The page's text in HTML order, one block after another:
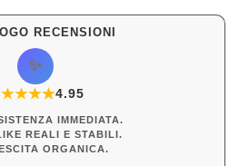
RECENSIONI
✨
★★★★
★4.95
IMMEDIATA.
REALI E STABILI.
ORGANICA.